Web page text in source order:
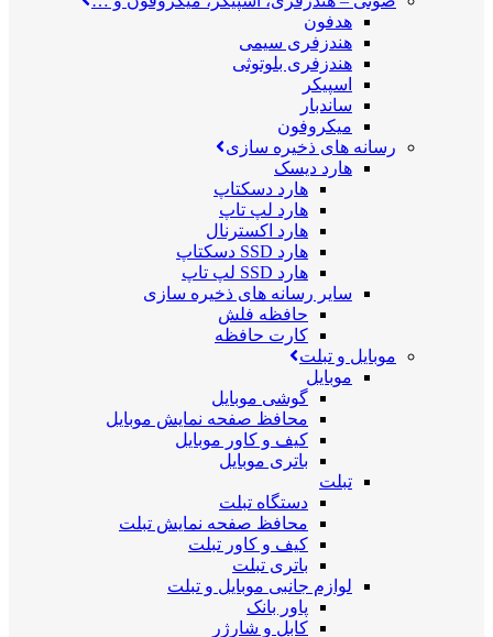
هدفون
هندزفری سیمی
هندزفری بلوتوثی
اسپیکر
ساندبار
میکروفون
رسانه های ذخیره سازی
هارد دیسک
هارد دسکتاپ
هارد لپ تاپ
هارد اکسترنال
هارد SSD دسکتاپ
هارد SSD لپ تاپ
سایر رسانه های ذخیره سازی
حافظه فلش
کارت حافظه
موبایل و تبلت
موبایل
گوشی موبایل
محافظ صفحه نمایش موبایل
کیف و کاور موبایل
باتری موبایل
تبلت
دستگاه تبلت
محافظ صفحه نمایش تبلت
کیف و کاور تبلت
باتری تبلت
لوازم جانبی موبایل و تبلت
پاور بانک
کابل و شارژر